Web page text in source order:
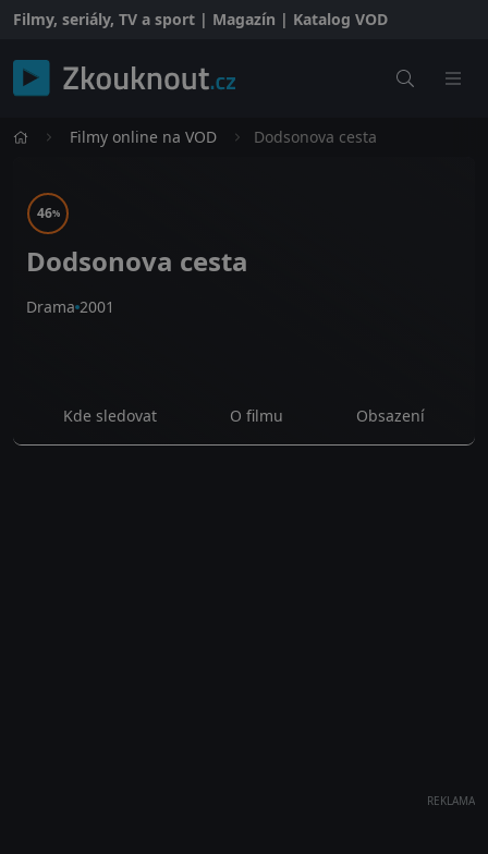
Filmy, seriály, TV a sport | Magazín | Katalog VOD
Filmy online na VOD Dodsonova cesta
46%
Dodsonova cesta
Drama 2001
Kde sledovat O filmu Obsazení
REKLAMA